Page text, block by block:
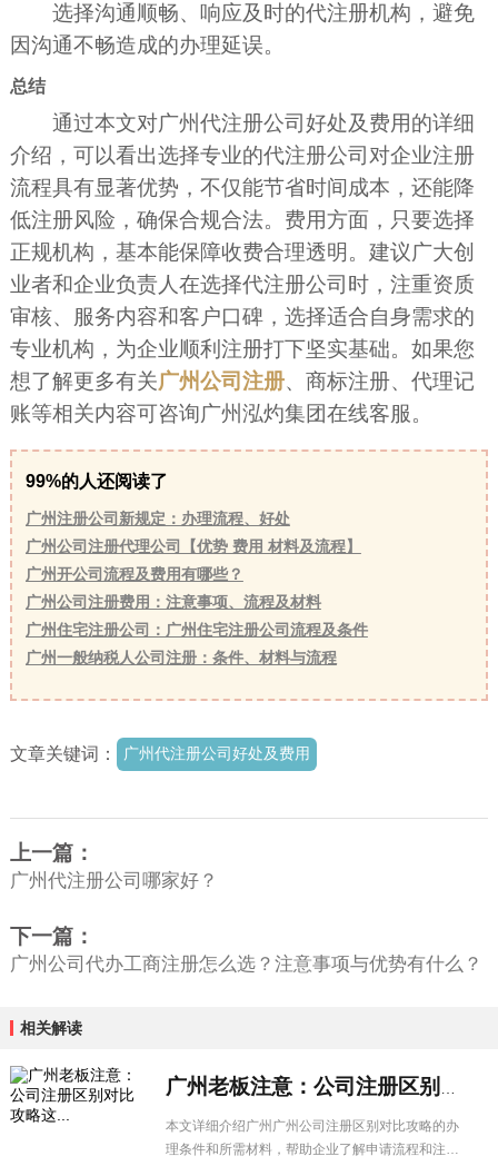
选择沟通顺畅、响应及时的代注册机构，避免
因沟通不畅造成的办理延误。
总结
通过本文对广州代注册公司好处及费用的详细
介绍，可以看出选择专业的代注册公司对企业注册
流程具有显著优势，不仅能节省时间成本，还能降
低注册风险，确保合规合法。费用方面，只要选择
正规机构，基本能保障收费合理透明。建议广大创
业者和企业负责人在选择代注册公司时，注重资质
审核、服务内容和客户口碑，选择适合自身需求的
专业机构，为企业顺利注册打下坚实基础。如果您
想了解更多有关广州公司注册、商标注册、代理记
账等相关内容可咨询广州泓灼集团在线客服。
99%的人还阅读了
广州注册公司新规定：办理流程、好处
广州公司注册代理公司【优势 费用 材料及流程】
广州开公司流程及费用有哪些？
广州公司注册费用：注意事项、流程及材料
广州住宅注册公司：广州住宅注册公司流程及条件
广州一般纳税人公司注册：条件、材料与流程
文章关键词： 广州代注册公司好处及费用
上一篇：
广州代注册公司哪家好？
下一篇：
广州公司代办工商注册怎么选？注意事项与优势有什么？
相关解读
本文详细介绍广州广州公司注册区别对比攻略的办
理条件和所需材料，帮助企业了解申请流程和注意